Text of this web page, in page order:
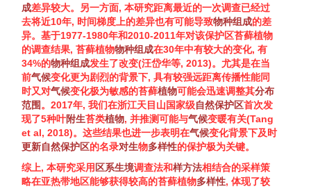
成差异较大。另一方面, 本研究距离最近的一次调查已经过
去将近10年, 时间梯度上的差异也有可能导致物种组成的差
异。基于1977-1980年和2010-2011年对该保护区苔藓植物
的调查结果, 苔藓植物物种组成在30年中有较大的变化, 有
34%的物种组成发生了改变(汪岱华等, 2013)。尤其是在当
前气候变化更为剧烈的背景下, 具有较强远距离传播性能同
时又对气候变化极为敏感的苔藓植物可能会迅速调整其分布
范围。2017年, 我们在浙江天目山国家级自然保护区首次发
现了5种叶附生苔类植物, 并推测可能与气候变暖有关(Tang
et al, 2018)。这些结果也进一步表明在气候变化背景下及时
更新自然保护区的名录对生物多样性的保护极为关键。
综上, 本研究采用 区系生境调查法和样方法相结合的采样策
略在亚热带地区能够获得较高的苔藓植物多样性, 体现了较